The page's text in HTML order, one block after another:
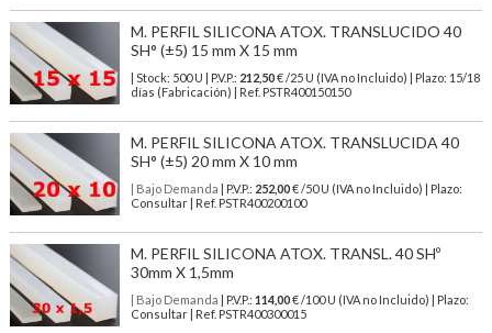
M. PERFIL SILICONA ATOX. TRANSLUCIDO 40
SH° (±5) 15 mm X 15 mm
| Stock: 500 U | P.V.P.: 212,50€/25 U (IVA no Incluido)
| Plazo: 15/18
días (Fabricación) | Ref. PSTR400150150
M. PERFIL SILICONA ATOX. TRANSLUCIDA 40
SH° (±5) 20 mm X 10 mm
| Bajo Demanda | P.V.P.: 252,00€ /50 U (IVA no Incluido) | Plazo:
Consultar | Ref. PSTR400200100
M. PERFIL SILICONA ATOX. TRANSL. 40 SHº
30mm X 1,5mm
| Bajo Demanda | P.V.P.: 114,00€ /100 U (IVA no Incluido) | Plazo:
Consultar | Ref. PSTR400300015